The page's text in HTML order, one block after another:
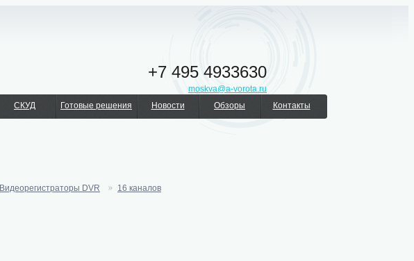
+7 495 4933630
moskva@a-vorota.ru
СКУД Готовые решения Новости Обзоры Контакты
Видеорегистраторы DVR 16 каналов